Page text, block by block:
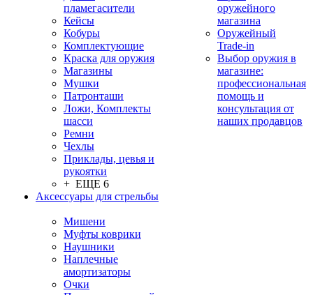
пламегасители
Кейсы
Кобуры
Комплектующие
Краска для оружия
Магазины
Мушки
Патронташи
Ложи, Комплекты
шасси
Ремни
Чехлы
Приклады, цевья и
рукоятки
+ ЕЩЕ 6
Аксессуары для стрельбы
Мишени
Муфты коврики
Наушники
Наплечные
амортизаторы
Очки
оружейного
магазина
Оружейный
Trade-in
Выбор оружия в
магазине:
профессиональная
помощь и
консультация от
наших продавцов